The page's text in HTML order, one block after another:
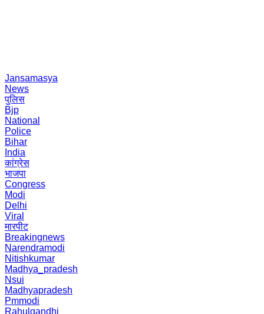
Jansamasya
News
पुलिस
Bjp
National
Police
Bihar
India
कांग्रेस
भाजपा
Congress
Modi
Delhi
Viral
मारपीट
Breakingnews
Narendramodi
Nitishkumar
Madhya_pradesh
Nsui
Madhyapradesh
Pmmodi
Rahulgandhi